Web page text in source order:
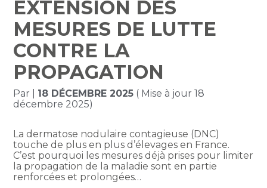
EXTENSION DES
MESURES DE LUTTE
CONTRE LA
PROPAGATION
Par 18 DÉCEMBRE 2025 ( Mise à jour 18
décembre 2025)
La dermatose nodulaire contagieuse (DNC)
touche de plus en plus d’élevages en France.
C’est pourquoi les mesures déjà prises pour limiter
la propagation de la maladie sont en partie
renforcées et prolongées…